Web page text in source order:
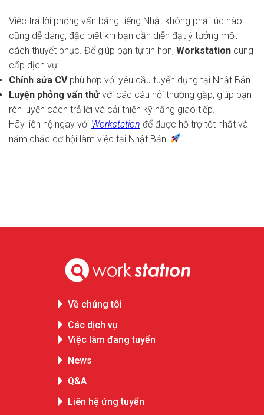
Việc trả lời phỏng vấn bằng tiếng Nhật không phải lúc nào
cũng dễ dàng, đặc biệt khi bạn cần diễn đạt ý tưởng một
cách thuyết phục. Để giúp bạn tự tin hơn, Workstation cung
cấp dịch vụ:
Chỉnh sửa CVphù hợp với yêu cầu tuyển dụng tại Nhật Bản.
Luyện phỏng vấn thửvới các câu hỏi thường gặp, giúp bạn
rèn luyện cách trả lời và cải thiện kỹ năng giao tiếp.
Hãy liên hệ ngay với Workstation để được hỗ trợ tốt nhất và
nắm chắc cơ hội làm việc tại Nhật Bản!
Về chúng tôi
Các dịch vụ
Việc làm đang tuyển
News
Q&A
Liên hệ ứng tuyển